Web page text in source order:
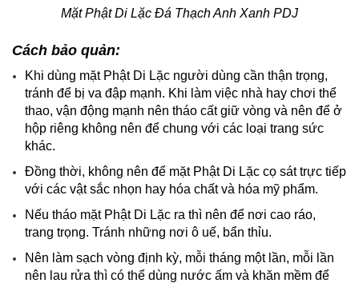
Mặt Phật Di Lặc Đá Thạch Anh Xanh PDJ
Cách bảo quản:
Khi dùng mặt Phật Di Lặc người dùng cần thận trọng,
tránh để bị va đập mạnh. Khi làm việc nhà hay chơi thể
thao, vận động mạnh nên tháo cất giữ vòng và nên để ở
hộp riêng không nên để chung với các loại trang sức
khác.
Đồng thời, không nên để mặt Phật Di Lặc cọ sát trực tiếp
với các vật sắc nhọn hay hóa chất và hóa mỹ phẩm.
Nếu tháo mặt Phật Di Lặc ra thì nên để nơi cao ráo,
trang trọng. Tránh những nơi ô uế, bẩn thỉu.
Nên làm sạch vòng định kỳ, mỗi tháng một lần, mỗi lần
nên lau rửa thì có thể dùng nước ấm và khăn mềm để